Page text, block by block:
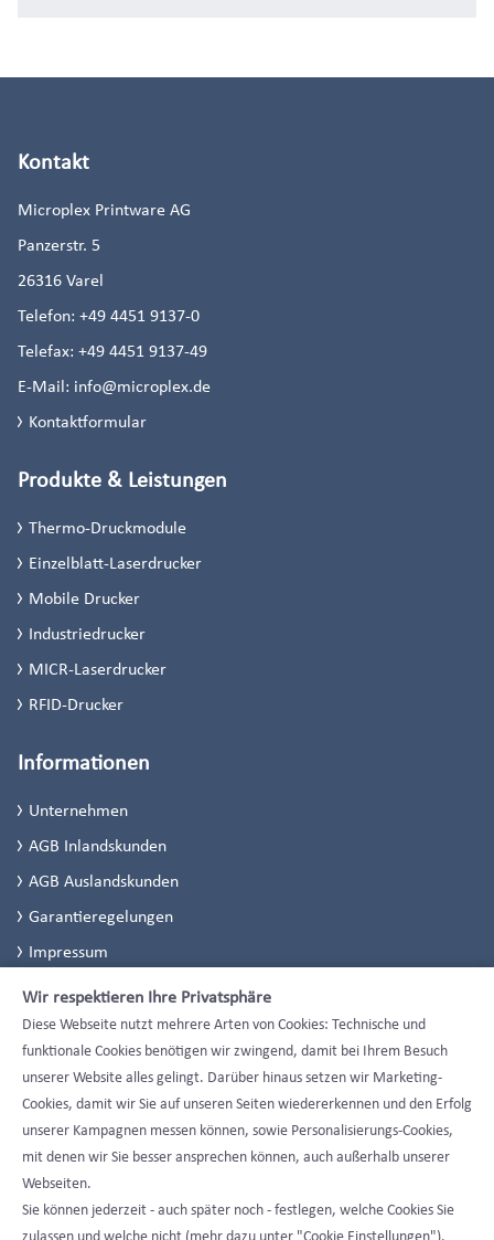
Kontakt
Microplex Printware AG
Panzerstr. 5
26316 Varel
Telefon: +49 4451 9137-0
Telefax: +49 4451 9137-49
E-Mail: info@microplex.de
Kontaktformular
Produkte & Leistungen
Thermo-Druckmodule
Einzelblatt-Laserdrucker
Mobile Drucker
Industriedrucker
MICR-Laserdrucker
RFID-Drucker
Informationen
Unternehmen
AGB Inlandskunden
AGB Auslandskunden
Garantieregelungen
Impressum
Datenschutzerklärung
Datenschutzeinstellungen
Wir respektieren Ihre Privatsphäre
Diese Webseite nutzt mehrere Arten von Cookies: Technische und
funktionale Cookies benötigen wir zwingend, damit bei Ihrem Besuch
unserer Website alles gelingt. Darüber hinaus setzen wir Marketing-
Cookies, damit wir Sie auf unseren Seiten wiedererkennen und den Erfolg
unserer Kampagnen messen können, sowie Personalisierungs-Cookies,
mit denen wir Sie besser ansprechen können, auch außerhalb unserer
Webseiten.
Sie können jederzeit - auch später noch - festlegen, welche Cookies Sie
zulassen und welche nicht (mehr dazu unter "Cookie Einstellungen").